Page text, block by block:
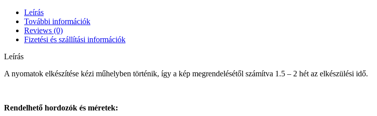
Leírás
További információk
Reviews (0)
Fizetési és szállítási információk
Leírás
A nyomatok elkészítése kézi műhelyben történik, így a kép megrendelésétől számítva 1.5 – 2 hét az elkészülési idő.
Rendelhető hordozók és méretek: